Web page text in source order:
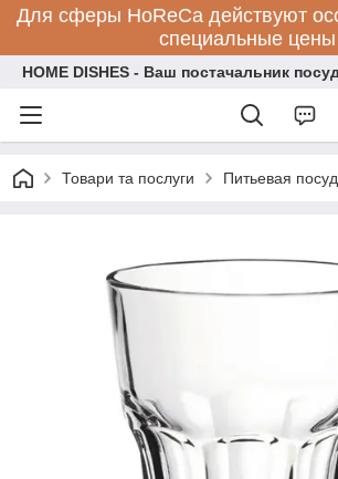
Для сферы HoReCa действуют
специальные цены
HOME DISHES - Ваш постачальник
Товари та послуги Питьевая